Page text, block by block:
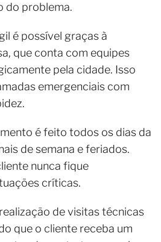
do problema.
é possível graças à
que conta com equipes
pela cidade. Isso
emergenciais com
é feito todos os dias da
de semana e feriados.
nunca fique
críticas.
de visitas técnicas
que o cliente receba um